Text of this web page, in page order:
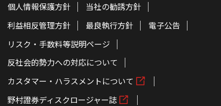
個人情報保護方針
当社の勧誘方針
利益相反管理方針
最良執行方針
電子公告
リスク・手数料等説明ページ
反社会的勢力への対応について
カスタマー・ハラスメントについて
野村證券ディスクロージャー誌